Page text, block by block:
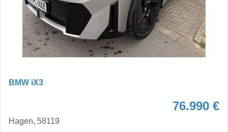
BMW iX3
76.990 €
Hagen, 58119